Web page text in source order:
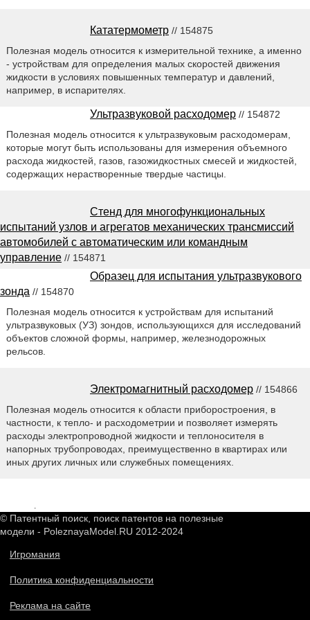
Кататермометр // 154875
Полезная модель относится к измерительной технике, а именно
- устройствам для определения малых скоростей движения
жидкости в условиях повышенных температур и давлений,
например, в испарителях.
Ультразвуковой расходомер // 154872
Полезная модель относится к ультразвуковым расходомерам,
которые могут быть использованы для измерения объемного
расхода жидкостей, газов, газожидкостных смесей и жидкостей,
содержащих нерастворенные твердые частицы.
Стенд для многофункциональных
испытаний узлов и агрегатов механических трансмиссий
автомобилей с автоматическим или командным
управление // 154871
Образец для испытания ультразвукового
зонда // 154870
Полезная модель относится к устройствам для испытаний
ультразвуковых (УЗ) зондов, использующихся для исследований
объектов сложной формы, например, железнодорожных
рельсов.
Электромагнитный расходомер // 154866
Полезная модель относится к области приборостроения, в
частности, к тепло- и расходометрии и позволяет измерять
расходы электропроводной жидкости и теплоносителя в
напорных трубопроводах, преимущественно в квартирах или
иных других личных или служебных помещениях.
© Патентный поиск, поиск патентов на полезные
модели - PoleznayaModel.RU 2012-2024
Игромания
Политика конфиденциальности
Реклама на сайте